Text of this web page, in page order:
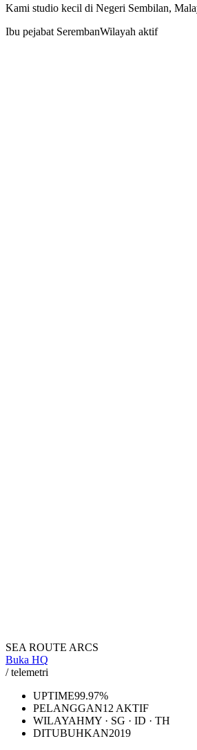
Kami studio kecil di Negeri Sembilan,
Ibu pejabat SerembanWilayah aktif
SEA ROUTE ARCS
Buka HQ
/ telemetri
UPTIME99.97%
PELANGGAN12 AKTIF
WILAYAHMY · SG · ID · TH
DITUBUHKAN2019